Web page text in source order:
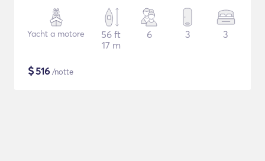
Yacht a motore
56 ft
17 m
6 3 3
$516 /notte